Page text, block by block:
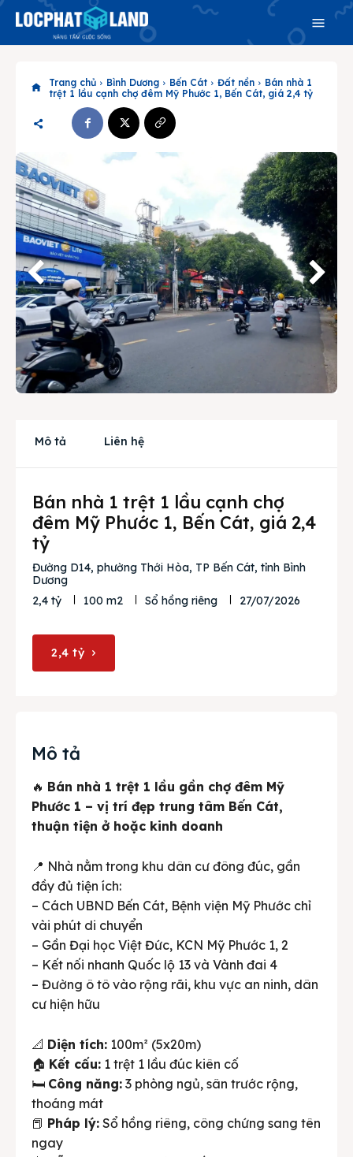
Search
Search
Phiên bản cập nhật V3
& tìm kiếm nhanh chóng hơn
Trang chủ
Dự án
Mua bán
Cho thuê
Liên hệ
Search
Trang chủ Bình Dương Bến Cát Đất nền
Bán nhà 1
trệt 1 lầu cạnh chợ đêm Mỹ Phước 1, Bến Cát, giá 2,4 tỷ
Mô tả Liên hệ
Bán nhà 1 trệt 1 lầu cạnh chợ
đêm Mỹ Phước 1, Bến Cát, giá 2,4
tỷ
Đường D14, phường Thới Hòa, TP Bến Cát, tỉnh Bình
Dương
2,4 tỷ
100 m2 Sổ hồng riêng 27/07/2026
2,4 tỷ
Mô tả
🔥 Bán nhà 1 trệt 1 lầu gần chợ đêm Mỹ
Phước 1 – vị trí đẹp trung tâm Bến Cát,
thuận tiện ở hoặc kinh doanh
📍 Nhà nằm trong khu dân cư đông đúc, gần
đầy đủ tiện ích:
– Cách UBND Bến Cát, Bệnh viện Mỹ Phước chỉ
vài phút di chuyển
– Gần Đại học Việt Đức, KCN Mỹ Phước 1, 2
– Kết nối nhanh Quốc lộ 13 và Vành đai 4
– Đường ô tô vào rộng rãi, khu vực an ninh, dân
cư hiện hữu
📐 Diện tích: 100m² (5x20m)
🏠 Kết cấu: 1 trệt 1 lầu đúc kiên cố
🛏️ Công năng: 3 phòng ngủ, sân trước rộng,
thoáng mát
📕 Pháp lý: Sổ hồng riêng, công chứng sang tên
ngay